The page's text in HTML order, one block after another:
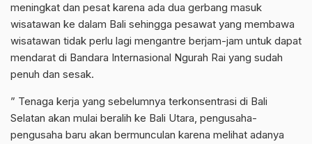
meningkat dan pesat karena ada dua gerbang masuk
wisatawan ke dalam Bali sehingga pesawat yang membawa
wisatawan tidak perlu lagi mengantre berjam-jam untuk dapat
mendarat di Bandara Internasional Ngurah Rai yang sudah
penuh dan sesak.
” Tenaga kerja yang sebelumnya terkonsentrasi di Bali
Selatan akan mulai beralih ke Bali Utara, pengusaha-
pengusaha baru akan bermunculan karena melihat adanya